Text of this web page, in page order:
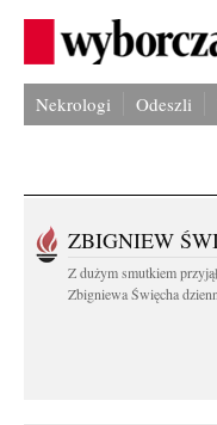
Nekrologi Odeszli
ZBIGNIEW
Z dużym smutkiem
Zbigniewa Święcha